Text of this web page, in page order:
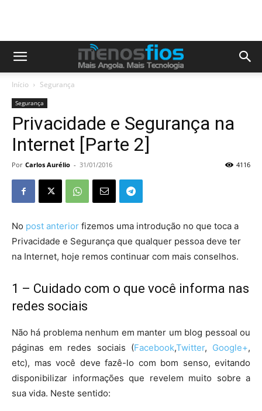
Início Segurança
Segurança
Privacidade e Segurança na
Internet [Parte 2]
Por Carlos Aurélio - 31/01/2016 4116
No post anterior fizemos uma introdução no que toca a
Privacidade e Segurança que qualquer pessoa deve ter
na Internet, hoje remos continuar com mais conselhos.
1 – Cuidado com o que você informa nas
redes sociais
Não há problema nenhum em manter um blog pessoal ou
páginas em redes sociais (Facebook,Twitter, Google+,
etc), mas você deve fazê-lo com bom senso, evitando
disponibilizar informações que revelem muito sobre a
sua vida. Neste sentido: